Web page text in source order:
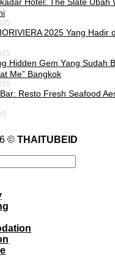
Hotel: The Slate Ubah
2025 Yang Hadir
Hidden Gem Yang Sudah
Me” Bangkok
Resto Fresh Seafood
© THAITUBEID